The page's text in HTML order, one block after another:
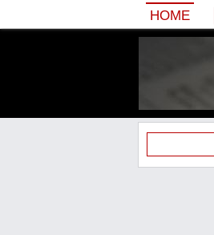
HOME